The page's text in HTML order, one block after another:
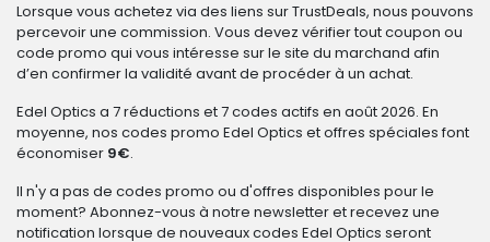
Lorsque vous achetez via des liens sur TrustDeals, nous pouvons
percevoir une commission. Vous devez vérifier tout coupon ou
code promo qui vous intéresse sur le site du marchand afin
d’en confirmer la validité avant de procéder à un achat.
Edel Optics a 7 réductions et 7 codes actifs en août 2026. En
moyenne, nos codes promo Edel Optics et offres spéciales font
économiser 9€.
Il n'y a pas de codes promo ou d'offres disponibles pour le
moment? Abonnez-vous à notre newsletter et recevez une
notification lorsque de nouveaux codes Edel Optics seront